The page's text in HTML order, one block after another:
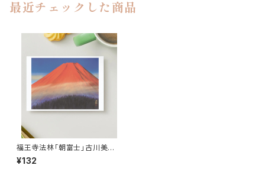
最近チェックした商品
福王寺法林「朝富士」古川美術
館蔵ポストカード
¥132